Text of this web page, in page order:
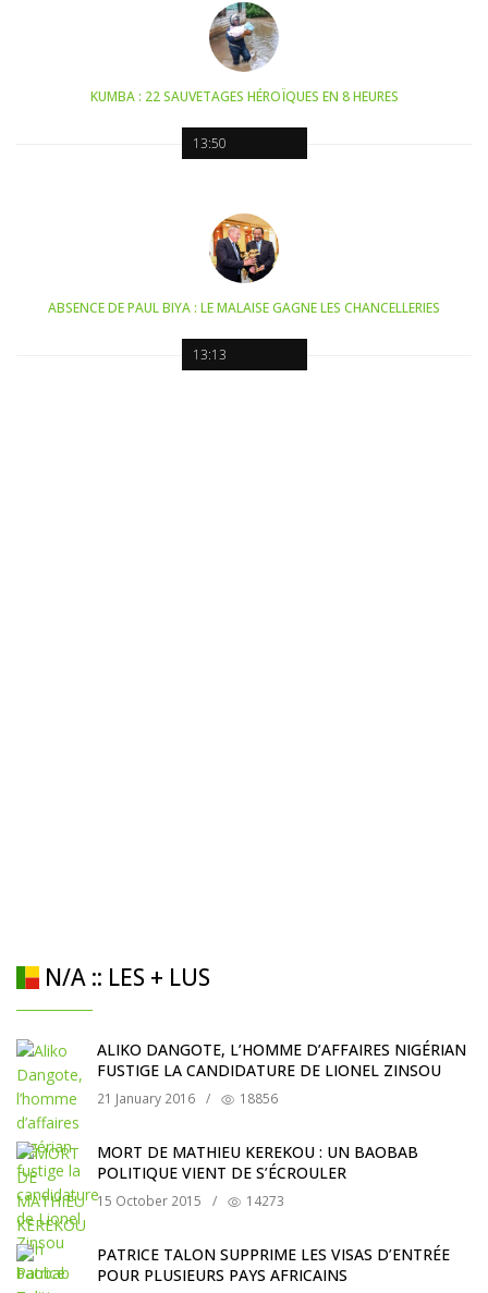
13:50
KUMBA : 22 SAUVETAGES HÉROÏQUES EN 8 HEURES
13:13
ABSENCE DE PAUL BIYA : LE MALAISE GAGNE LES CHANCELLERIES
N/A :: LES + LUS
ALIKO DANGOTE, L’HOMME D’AFFAIRES NIGÉRIAN
FUSTIGE LA CANDIDATURE DE LIONEL ZINSOU
21 January 2016 / 18856
MORT DE MATHIEU KEREKOU : UN BAOBAB
POLITIQUE VIENT DE S’ÉCROULER
15 October 2015 / 14273
PATRICE TALON SUPPRIME LES VISAS D’ENTRÉE
POUR PLUSIEURS PAYS AFRICAINS